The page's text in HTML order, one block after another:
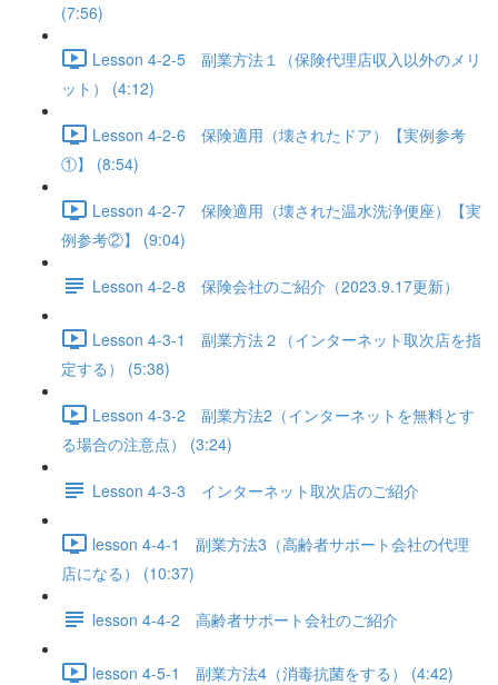
(7:56)
Lesson 4-2-5 副業方法１（保険代理店収入以外のメリ
ット） (4:12)
Lesson 4-2-6 保険適用（壊されたドア）【実例参考
①】 (8:54)
Lesson 4-2-7 保険適用（壊された温水洗浄便座）【実
例参考②】 (9:04)
Lesson 4-2-8 保険会社のご紹介（2023.9.17更新）
Lesson 4-3-1 副業方法２（インターネット取次店を指
定する） (5:38)
Lesson 4-3-2 副業方法2（インターネットを無料とす
る場合の注意点） (3:24)
Lesson 4-3-3 インターネット取次店のご紹介
lesson 4-4-1 副業方法3（高齢者サポート会社の代理
店になる） (10:37)
lesson 4-4-2 高齢者サポート会社のご紹介
lesson 4-5-1 副業方法4（消毒抗菌をする） (4:42)